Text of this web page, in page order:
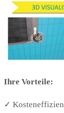
Ihre Vorteile:
✓